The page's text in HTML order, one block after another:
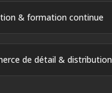
& formation continue
de détail & distribution